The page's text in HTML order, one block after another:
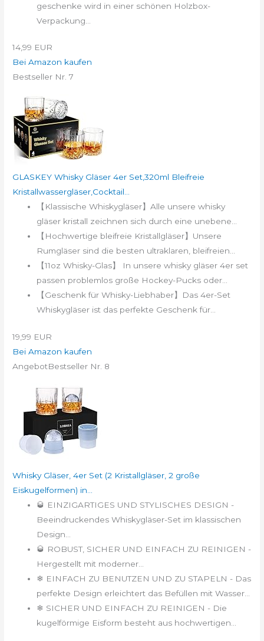
geschenke wird in einer schönen Holzbox-
Verpackung...
14,99 EUR
Bei Amazon kaufen
Bestseller Nr. 7
GLASKEY Whisky Gläser 4er Set,320ml Bleifreie
Kristallwassergläser,Cocktail...
【Klassische Whiskygläser】Alle unsere whisky
gläser kristall zeichnen sich durch eine unebene...
【Hochwertige bleifreie Kristallgläser】Unsere
Rumgläser sind die besten ultraklaren, bleifreien...
【11oz Whisky-Glas】 In unsere whisky gläser 4er set
passen problemlos große Hockey-Pucks oder...
【Geschenk für Whisky-Liebhaber】Das 4er-Set
Whiskygläser ist das perfekte Geschenk für...
19,99 EUR
Bei Amazon kaufen
AngebotBestseller Nr. 8
Whisky Gläser, 4er Set (2 Kristallgläser, 2 große
Eiskugelformen) in...
🥃 EINZIGARTIGES UND STYLISCHES DESIGN -
Beeindruckendes Whiskygläser-Set im klassischen
Design...
🥃 ROBUST, SICHER UND EINFACH ZU REINIGEN -
Hergestellt mit moderner...
❄ EINFACH ZU BENUTZEN UND ZU STAPELN - Das
perfekte Design erleichtert das Befüllen mit Wasser...
❄ SICHER UND EINFACH ZU REINIGEN - Die
kugelförmige Eisform besteht aus hochwertigen...